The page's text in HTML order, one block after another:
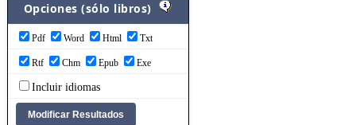
Opciones (sólo libros)
Pdf Word Html Txt
Rtf Chm Epub Exe
Incluir idiomas